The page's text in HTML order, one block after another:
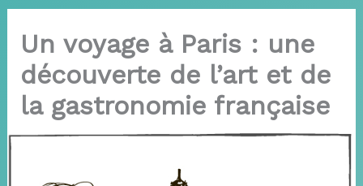
Un voyage à Paris : une
découverte de l’art et de
la gastronomie française